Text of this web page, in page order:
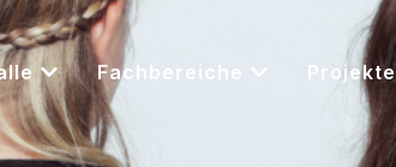
Fachbereiche Projekte